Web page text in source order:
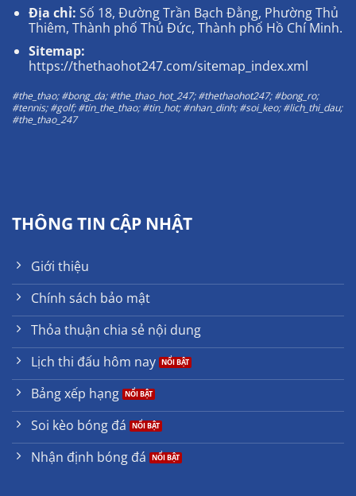
Địa chỉ: Số 18, Đường Trần Bạch Đằng, Phường Thủ
Thiêm, Thành phố Thủ Đức, Thành phố Hồ Chí Minh.
Sitemap:
https://thethaohot247.com/sitemap_index.xml
#the_thao; #bong_da; #the_thao_hot_247; #thethaohot247; #bong_ro;
#tennis; #golf; #tin_the_thao; #tin_hot; #nhan_dinh; #soi_keo; #lich_thi_dau;
#the_thao_247
THÔNG TIN CẬP NHẬT
Giới thiệu
Chính sách bảo mật
Thỏa thuận chia sẻ nội dung
Lịch thi đấu hôm nay
Bảng xếp hạng
Soi kèo bóng đá
Nhận định bóng đá